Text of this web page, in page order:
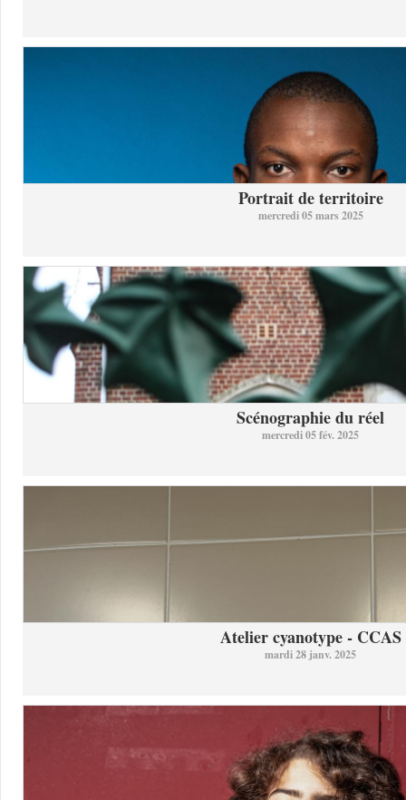
Portrait de territoire
mercredi 05 mars 2025
Scénographie du réel
mercredi 05 fév. 2025
Atelier cyanotype - CCAS
mardi 28 janv. 2025